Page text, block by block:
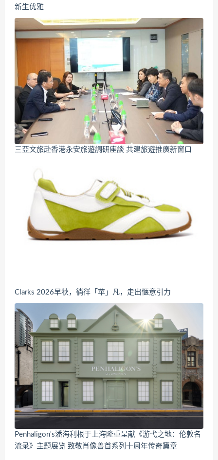
新生优雅
三亞文旅赴香港永安旅遊調研座談 共建旅遊推廣新窗口
Clarks 2026早秋，徜徉「苹」凡，走出惬意引力
Penhaligon's潘海利根于上海隆重呈献《游弋之地：伦敦名
流录》主题展览 致敬肖像兽首系列十周年传奇篇章